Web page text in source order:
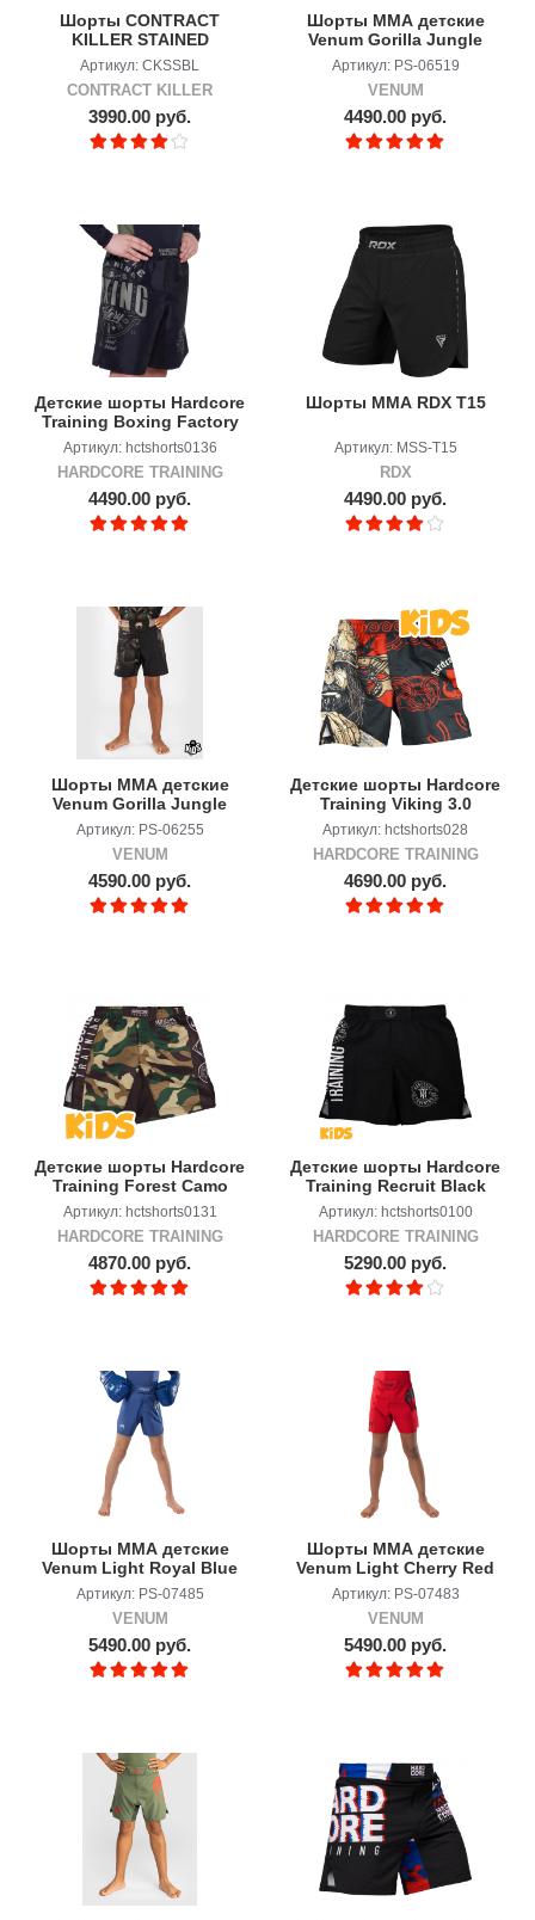
Шорты CONTRACT
KILLER STAINED
Артикул: CKSSBL
CONTRACT KILLER
3990.00 руб.
Шорты ММА детские
Venum Gorilla Jungle
Black/White
Артикул: PS-06519
VENUM
4490.00 руб.
Детские шорты Hardcore
Training Boxing Factory
2.0.
Артикул: hctshorts0136
HARDCORE TRAINING
4490.00 руб.
Шорты ММА RDX T15
Артикул: MSS-T15
RDX
4490.00 руб.
Шорты ММА детские
Venum Gorilla Jungle
Sand/Black
Артикул: PS-06255
VENUM
4590.00 руб.
Детские шорты Hardcore
Training Viking 3.0
Артикул: hctshorts028
HARDCORE TRAINING
4690.00 руб.
Детские шорты Hardcore
Training Forest Camo
Артикул: hctshorts0131
HARDCORE TRAINING
4870.00 руб.
Детские шорты Hardcore
Training Recruit Black
Артикул: hctshorts0100
HARDCORE TRAINING
5290.00 руб.
Шорты ММА детские
Venum Light Royal Blue
Артикул: PS-07485
VENUM
5490.00 руб.
Шорты ММА детские
Venum Light Cherry Red
Артикул: PS-07483
VENUM
5490.00 руб.